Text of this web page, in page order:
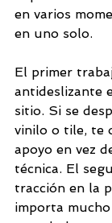
en varios
en uno solo.
El primer
antideslizante
sitio. Si se
vinilo o tile, te
apoyo en vez
técnica. El
tracción en la
importa